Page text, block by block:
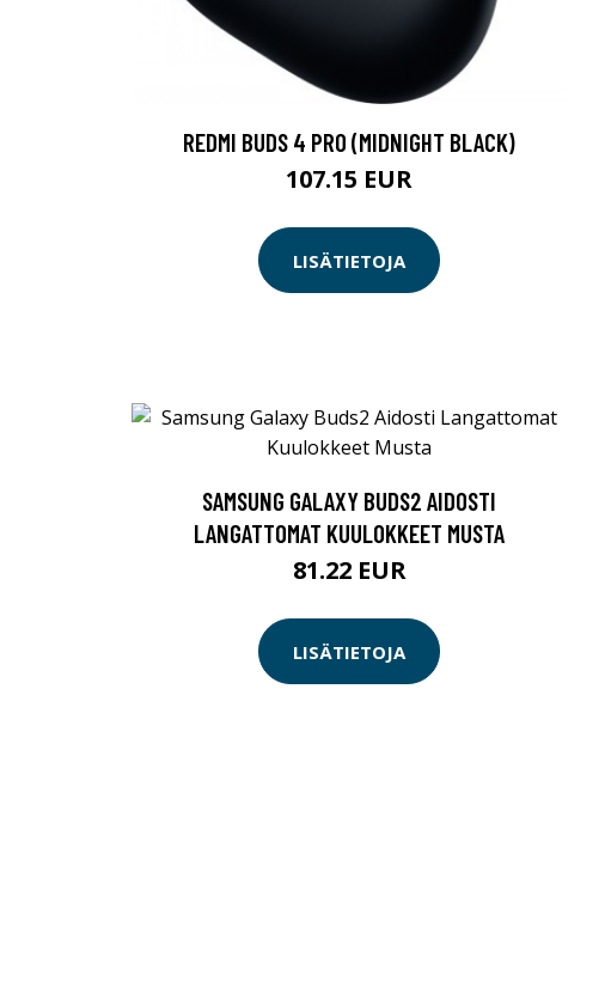
REDMI BUDS 4 PRO (MIDNIGHT BLACK)
107.15 EUR
LISÄTIETOJA
SAMSUNG GALAXY BUDS2 AIDOSTI
LANGATTOMAT KUULOKKEET MUSTA
81.22 EUR
LISÄTIETOJA